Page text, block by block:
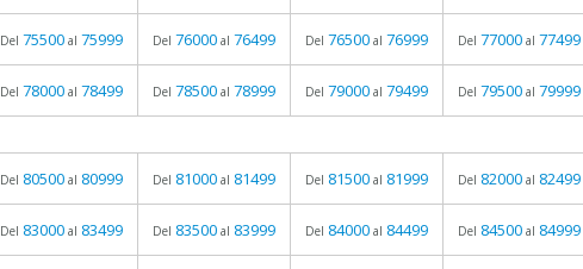
Del 75500 al 75999 Del 76000 al 76499 Del 76500 al 76999 Del 77000 al 77499
Del 78000 al 78499 Del 78500 al 78999 Del 79000 al 79499 Del 79500 al 79999
Del 80500 al 80999 Del 81000 al 81499 Del 81500 al 81999 Del 82000 al 82499
Del 83000 al 83499 Del 83500 al 83999 Del 84000 al 84499 Del 84500 al 84999